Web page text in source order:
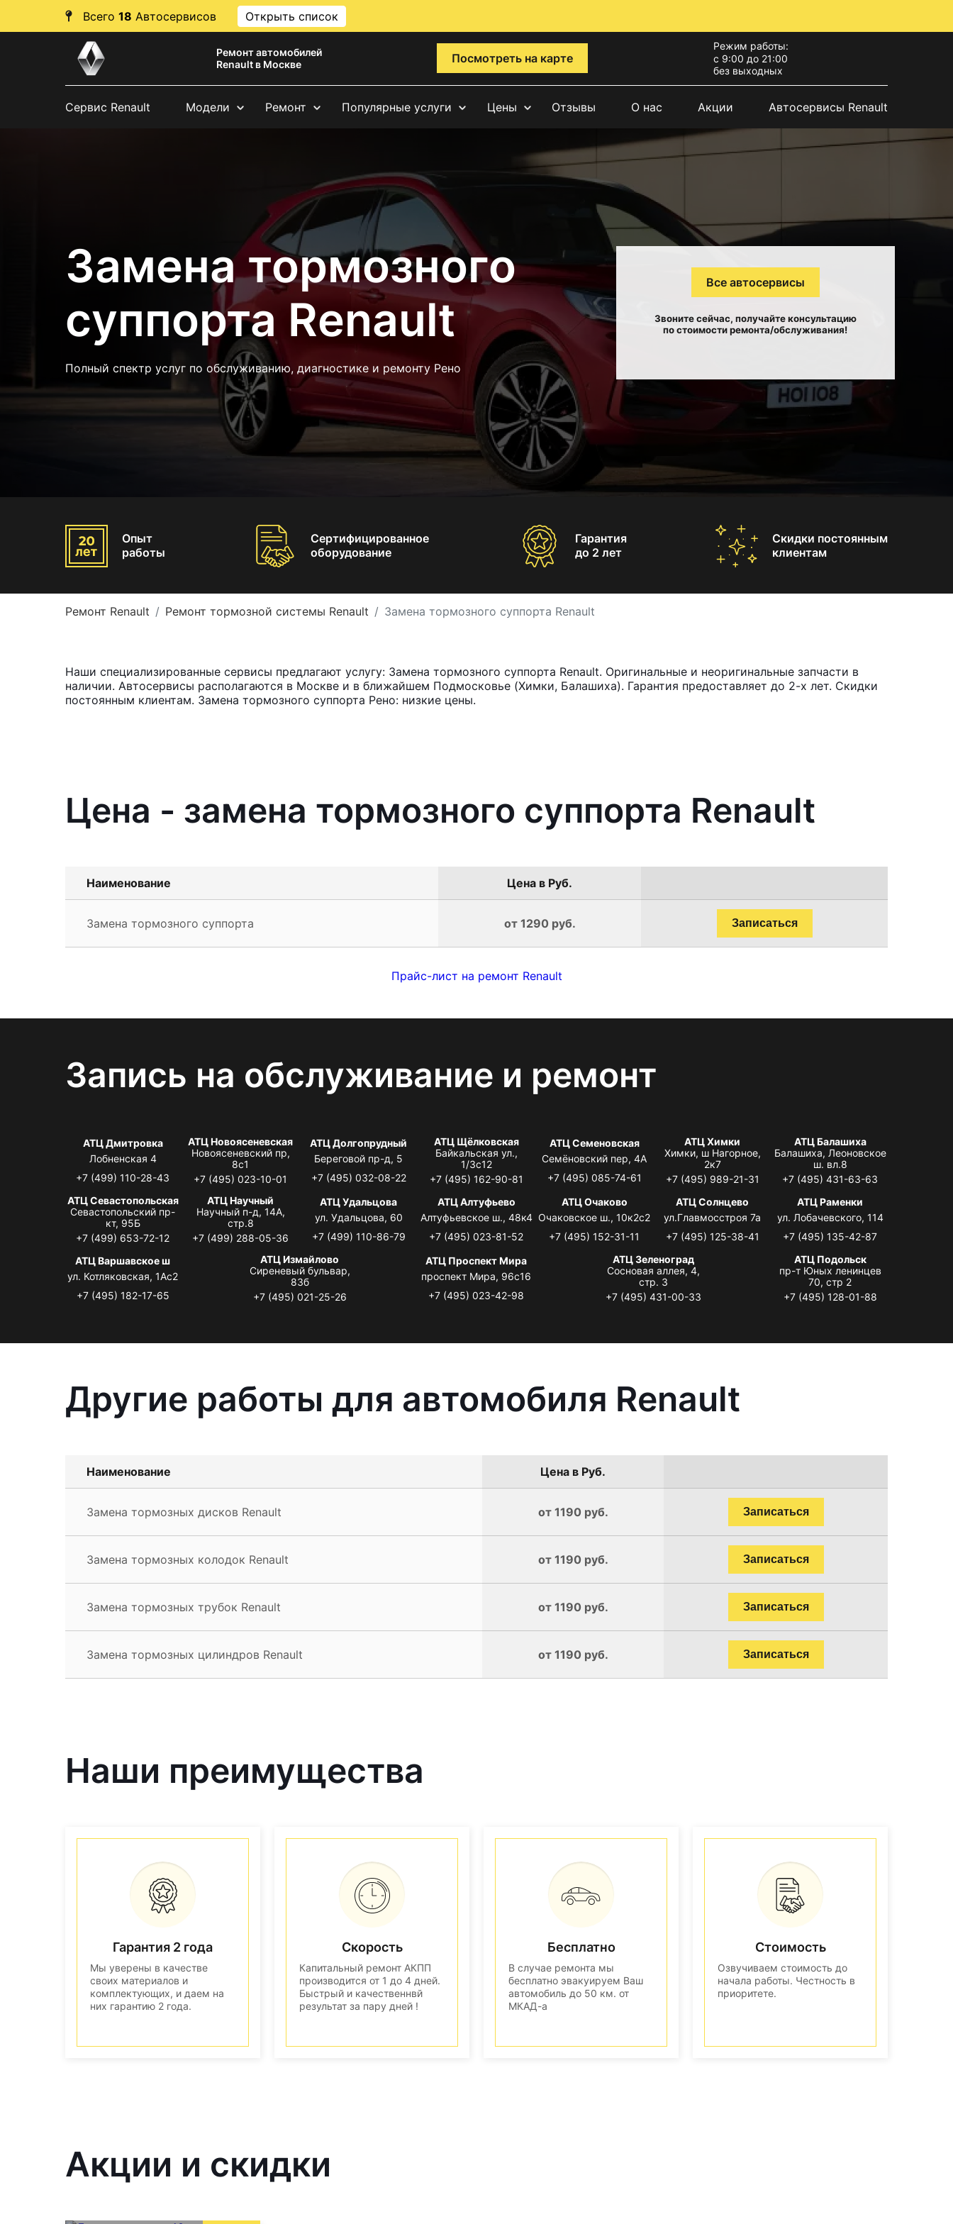
Всего 18 Автосервисов Открыть список
Ремонт автомобилей
Renault в Москве
Посмотреть на карте
Режим работы:
с 9:00 до 21:00
без выходных
Сервис Renault Модели Ремонт Популярные услуги Цены Отзывы О нас Акции Автосервисы Renault
Замена тормозного
суппорта Renault
Полный спектр услуг по обслуживанию, диагностике и ремонту Рено
Все автосервисы
Звоните сейчас, получайте консультацию
по стоимости ремонта/обслуживания!
Опыт
работы
Сертифицированное
оборудование
Гарантия
до 2 лет
Скидки постоянным
клиентам
Ремонт Renault Ремонт тормозной системы Renault Замена тормозного суппорта Renault
Наши специализированные сервисы предлагают услугу: Замена тормозного суппорта Renault. Оригинальные и неоригинальные запчасти в
наличии. Автосервисы располагаются в Москве и в ближайшем Подмосковье (Химки, Балашиха). Гарантия предоставляет до 2-х лет. Скидки
постоянным клиентам. Замена тормозного суппорта Рено: низкие цены.
Цена - замена тормозного суппорта Renault
Наименование Цена в Руб.
Замена тормозного суппорта от 1290 руб. Записаться
Прайс-лист на ремонт Renault
Запись на обслуживание и ремонт
АТЦ Дмитровка
Лобненская 4
+7 (499) 110-28-43
АТЦ Новоясеневская
Новоясеневский пр,
8с1
+7 (495) 023-10-01
АТЦ Долгопрудный
Береговой пр-д, 5
+7 (495) 032-08-22
АТЦ Щёлковская
Байкальская ул.,
1/3с12
+7 (495) 162-90-81
АТЦ Семеновская
Семёновский пер, 4А
+7 (495) 085-74-61
АТЦ Химки
Химки, ш Нагорное,
2к7
+7 (495) 989-21-31
АТЦ Балашиха
Балашиха, Леоновское
ш. вл.8
+7 (495) 431-63-63
АТЦ Севастопольская
Севастопольский пр-
кт, 95Б
+7 (499) 653-72-12
АТЦ Научный
Научный п-д, 14А,
стр.8
+7 (499) 288-05-36
АТЦ Удальцова
ул. Удальцова, 60
+7 (499) 110-86-79
АТЦ Алтуфьево
Алтуфьевское ш., 48к4
+7 (495) 023-81-52
АТЦ Очаково
Очаковское ш., 10к2с2
+7 (495) 152-31-11
АТЦ Солнцево
ул.Главмосстроя 7а
+7 (495) 125-38-41
АТЦ Раменки
ул. Лобачевского, 114
+7 (495) 135-42-87
АТЦ Варшавское ш
ул. Котляковская, 1Ас2
+7 (495) 182-17-65
АТЦ Измайлово
Сиреневый бульвар,
83б
+7 (495) 021-25-26
АТЦ Проспект Мира
проспект Мира, 96с16
+7 (495) 023-42-98
АТЦ Зеленоград
Сосновая аллея, 4,
стр. 3
+7 (495) 431-00-33
АТЦ Подольск
пр-т Юных ленинцев
70, стр 2
+7 (495) 128-01-88
Другие работы для автомобиля Renault
Наименование Цена в Руб.
Замена тормозных дисков Renault от 1190 руб. Записаться
Замена тормозных колодок Renault от 1190 руб. Записаться
Замена тормозных трубок Renault от 1190 руб. Записаться
Замена тормозных цилиндров Renault от 1190 руб. Записаться
Наши преимущества
Гарантия 2 года
Мы уверены в качестве
своих материалов и
комплектующих, и даем на
них гарантию 2 года.
Скорость
Капитальный ремонт АКПП
производится от 1 до 4 дней.
Быстрый и качественнвй
результат за пару дней !
Бесплатно
В случае ремонта мы
бесплатно эвакуируем Ваш
автомобиль до 50 км. от
МКАД-а
Стоимость
Озвучиваем стоимость до
начала работы. Честность в
приоритете.
Акции и скидки